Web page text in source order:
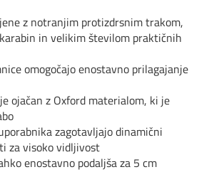
z notranjim protizdrsnim trakom,
in velikim številom praktičnih
omogočajo enostavno prilagajanje
ojačan z Oxford materialom, ki je
zagotavljajo dinamični
za visoko vidljivost
enostavno podaljša za 5 cm